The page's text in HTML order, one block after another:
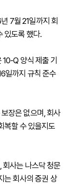
7월 21일까지 회
있도록 했다.
Q 양식 제출 기
일까지 규칙 준수
장은 없으며, 회사
복할 수 있을지도
회사는 나스닥 청문
는 회사의 증권 상